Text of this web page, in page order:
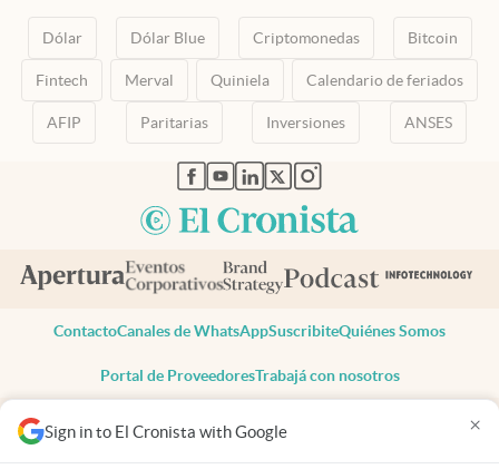
Sign in to El Cronista with Google ×
Dólar Dólar Blue Criptomonedas Bitcoin
Fintech Merval Quiniela Calendario de feriados
AFIP Paritarias Inversiones ANSES
abre en nueva pestaña
abre en nueva pestaña
abre en nueva pestaña
abre en nueva pestaña
abre en nueva pestaña
ContactoCanales de WhatsAppSuscribiteQuiénes Somos
Portal de ProveedoresTrabajá con nosotros
Todos los derechos reservados